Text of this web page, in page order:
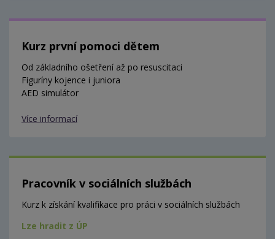
Kurz první pomoci dětem
Od základního ošetření až po resuscitaci
Figuríny kojence i juniora
AED simulátor
Více informací
Pracovník v sociálních službách
Kurz k získání kvalifikace pro práci v sociálních službách
Lze hradit z ÚP